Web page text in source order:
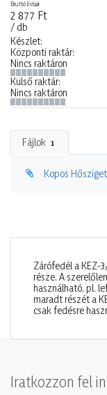
Bruttó listaár
2 877 Ft
/ db
Készlet:
Központi raktár:
Nincs raktáron
Külső raktár:
Nincs raktáron
Fájlok 1
Kopos
Zárófedél a KEZ-
része. A
használható, pl.
maradt részét a
csak fedésre
Iratkozzon fel